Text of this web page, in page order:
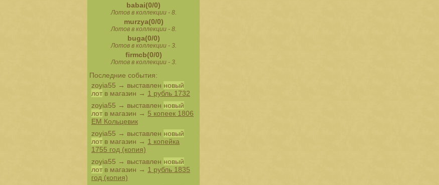
babai(0/0)
Лотов в коллекции - 8.
murzya(0/0)
Лотов в коллекции - 8.
buga(0/0)
Лотов в коллекции - 3.
firmcb(0/0)
Лотов в коллекции - 3.
Последние события:
zoyia55 → выставлен новый
лот в магазин → 1 рубль 1732
zoyia55 → выставлен новый
лот в магазин → 5 копеек 1806
ЕМ Кольцевик
zoyia55 → выставлен новый
лот в магазин → 1 копейка
1755 год (копия)
zoyia55 → выставлен новый
лот в магазин → 1 рубль 1835
год (копия)